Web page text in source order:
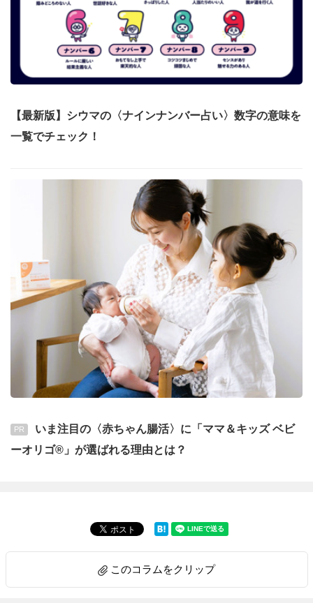
【最新版】シウマの〈ナインナンバー占い〉数字の意味を
一覧でチェック！
PR
いま注目の〈赤ちゃん腸活〉に「ママ＆キッズ ベビ
ーオリゴ®」が選ばれる理由とは？
このコラムをクリップ